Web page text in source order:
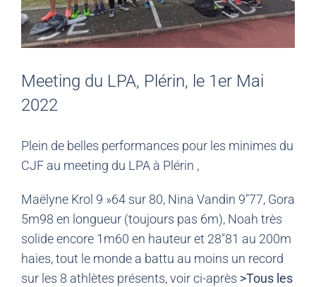
Meeting du LPA, Plérin, le 1er Mai
2022
Plein de belles performances pour les minimes du
CJF au meeting du LPA à Plérin ,
Maëlyne Krol 9 »64 sur 80, Nina Vandin 9″77, Gora
5m98 en longueur (toujours pas 6m), Noah très
solide encore 1m60 en hauteur et 28″81 au 200m
haies, tout le monde a battu au moins un record
sur les 8 athlètes présents, voir ci-après >Tous les